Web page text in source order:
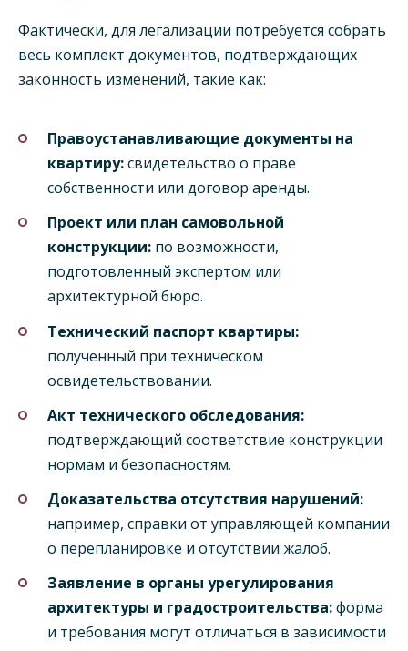
Фактически, для легализации потребуется собрать
весь комплект документов, подтверждающих
законность изменений, такие как:
Правоустанавливающие документы на
квартиру:свидетельство о праве
собственности или договор аренды.
Проект или план самовольной
конструкции: по возможности,
подготовленный экспертом или
архитектурной бюро.
Технический паспорт квартиры:
полученный при техническом
освидетельствовании.
Акт технического обследования:
подтверждающий соответствие конструкции
нормам и безопасностям.
Доказательства отсутствия нарушений:
например, справки от управляющей компании
о перепланировке и отсутствии жалоб.
Заявление в органы урегулирования
архитектуры и градостроительства:форма
и требования могут отличаться в зависимости